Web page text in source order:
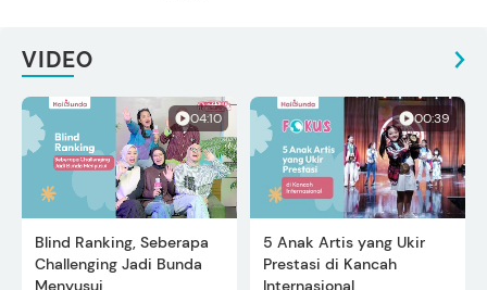
VIDEO
04:10
Blind Ranking, Seberapa
Challenging Jadi Bunda
Menyusui
00:39
5 Anak Artis yang Ukir
Prestasi di Kancah
Internasional